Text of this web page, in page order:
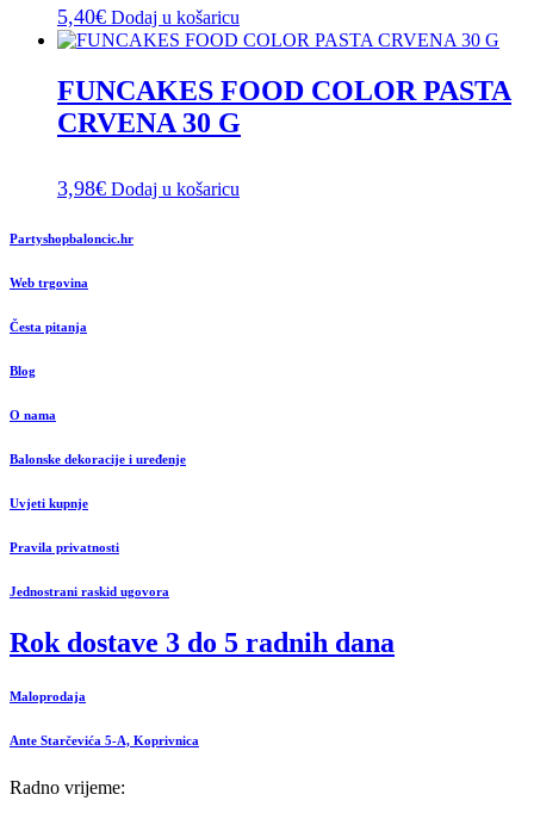
5,40€ Dodaj u košaricu
FUNCAKES FOOD COLOR PASTA
CRVENA 30 G
3,98€ Dodaj u košaricu
Partyshopbaloncic.hr
Web trgovina
Česta pitanja
Blog
O nama
Balonske dekoracije i uređenje
Uvjeti kupnje
Pravila privatnosti
Jednostrani raskid ugovora
Rok dostave 3 do 5 radnih dana
Maloprodaja
Ante Starčevića 5-A, Koprivnica
Radno vrijeme: